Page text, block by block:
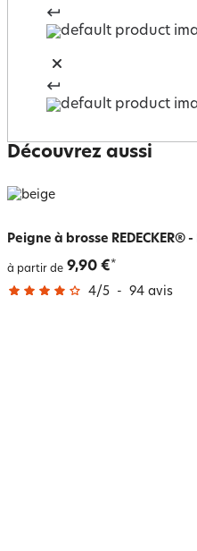
Découvrez aussi
Peigne à brosse REDECKER® -
à partir de 9,90 €*
4/5 - 94 avis